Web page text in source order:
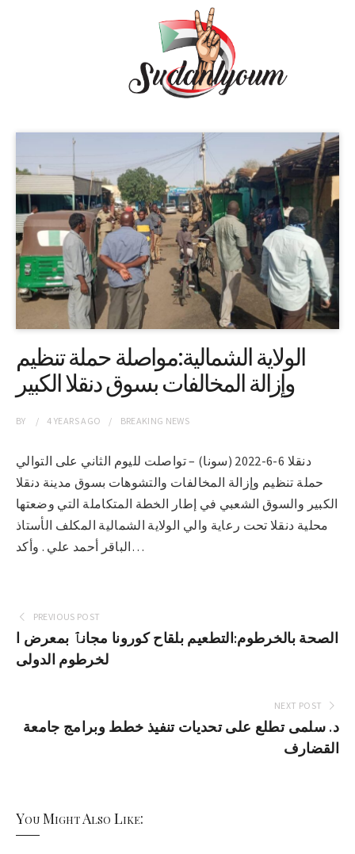
الولاية الشمالية:مواصلة حملة تنظيم
وإزالة المخالفات بسوق دنقلا الكبير
BY 4 YEARSAGO BREAKING NEWS
دنقلا 6-6-2022 (سونا) – تواصلت لليوم الثاني على التوالي
حملة تنظيم وإزالة المخالفات والتشوهات بسوق مدينة دنقلا
الكبير والسوق الشعبي في إطار الخطة المتكاملة التي وضعتها
محلية دنقلا تحت رعاية والي الولاية الشمالية المكلف الأستاذ
الباقر أحمد علي . وأكد…
PREVIOUS POST
الصحة بالخرطوم:التطعيم بلقاح كورونا مجانٱ بمعرض ا
لخرطوم الدولى
NEXT POST
د. سلمى تطلع على تحديات تنفيذ خطط وبرامج جامعة
القضارف
You Might Also Like: